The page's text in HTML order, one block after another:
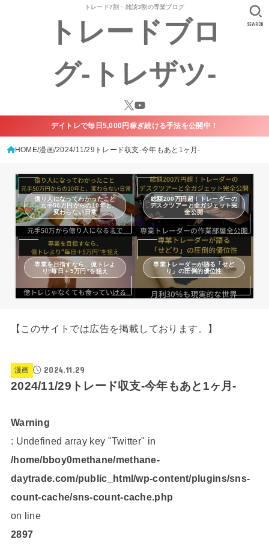
トレード7割・雑談3割の専業ブログ
トレードブロ
グ-トレザツ-
SEARCH
デイトレで毎日5,000円稼ぎ続ける手法を公開中！
HOME 漫画 2024/11/29トレード収支-今年もあと1ヶ月-
億り人になってわかったこと
— 元手50万円からの10年と、
変わらない日常
総額200万円超！トレーダーの
デスクツアーと全ガジェット完
全公開
専業を目指すなら、億トレよ
り“毎日＋5万円”を狙え
専業トレーダーが語る「せど
り」の圧倒的優位性
【このサイトでは広告を掲載しております。】
漫画 2024.11.29
2024/11/29トレード収支-今年もあと1ヶ月-
Warning
: Undefined array key "Twitter" in
/home/bboy0methane/methane-
daytrade.com/public_html/wp-content/plugins/sns-
count-cache/sns-count-cache.php
on line
2897